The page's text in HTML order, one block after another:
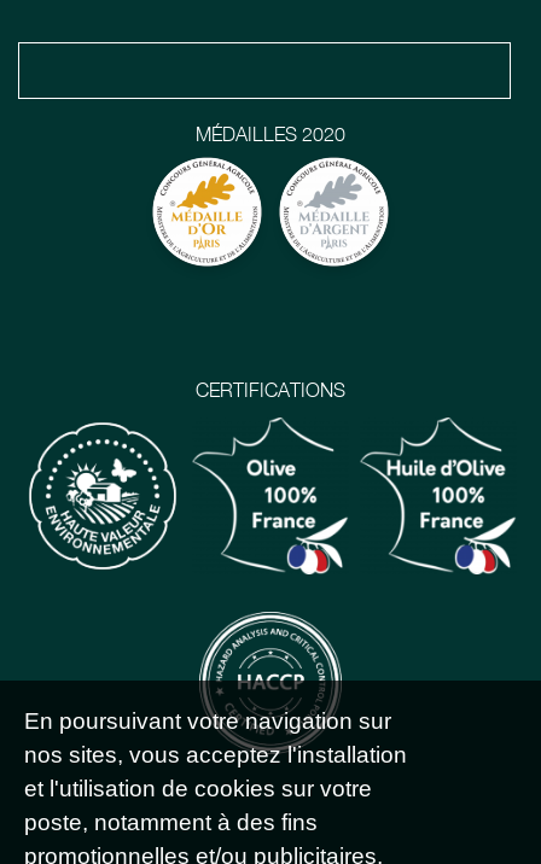
CERTIFICATIONS
MÉDAILLES 2020
En poursuivant votre navigation sur
nos sites, vous acceptez l'installation
et l'utilisation de cookies sur votre
poste, notamment à des fins
promotionnelles et/ou publicitaires,